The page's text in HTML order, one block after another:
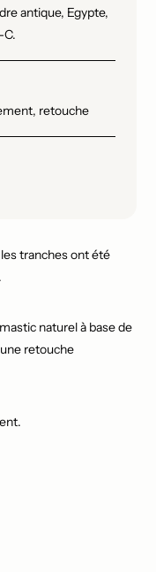
antique, Egypte,
C.
retouche
tranches ont été
naturel à base de
retouche